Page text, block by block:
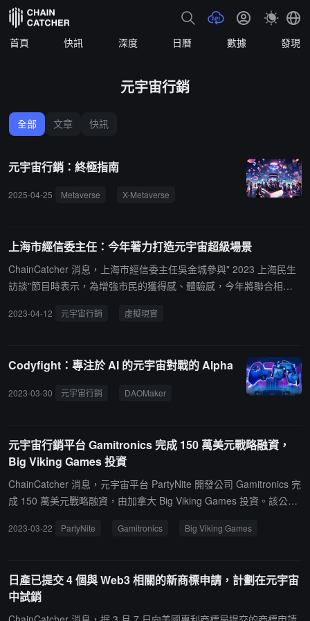
首頁 快訊 深度 日曆 數據 發現
元宇宙行銷
全部 文章 快訊
元宇宙行銷：終極指南
2025-04-25 Metaverse X-Metaverse Metaverse Labs
上海市經信委主任：今年著力打造元宇宙超級場景
ChainCatcher 消息，上海市經信委主任吳金城參與" 2023 上海民生
訪談"節目時表示，為增強市民的獲得感、體驗感，今年將聯合相關
景觀構建數字孿生場景，把蘇州河沿岸 21 公里 20 余個優秀歷史建
院、前灘東體元宇宙、張江數字孿生未來之城等元宇宙超級場景。
2023-04-12 元宇宙行銷 虛擬現實
Codyfight：專注於 AI 的元宇宙對戰的 Alpha
2023-03-30 元宇宙行銷 DAOMaker
元宇宙行銷平台 Gamitronics 完成 150 萬美元戰略融資，
Big Viking Games 投資
ChainCatcher 消息，元宇宙平台 PartyNite 開發公司 Gamitronics 完
成 150 萬美元戰略融資，由加拿大 Big Viking Games 投資。該公司
個月內完成。據悉， PartyNite 主要幫助品牌商參與元宇宙行銷，通
2023-03-22 PartyNite Gamitronics Big Viking Games
日產已提交 4 個與 Web3 相關的新商標申請，計劃在元宇宙
中試銷